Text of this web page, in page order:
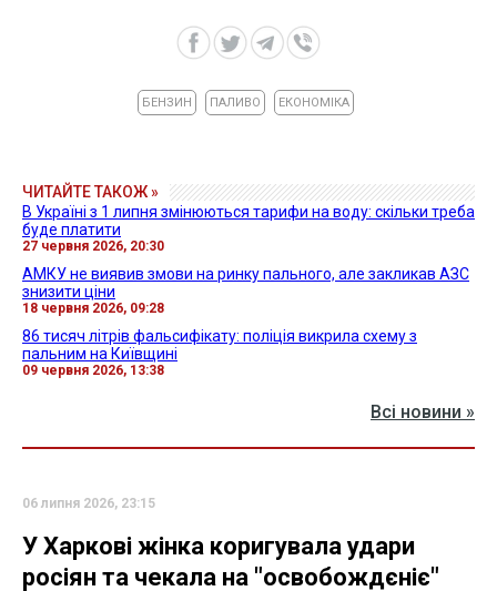
БЕНЗИН ПАЛИВО ЕКОНОМІКА
ЧИТАЙТЕ ТАКОЖ »
В Україні з 1 липня змінюються тарифи на воду: скільки треба
буде платити
27 червня 2026, 20:30
АМКУ не виявив змови на ринку пального, але закликав АЗС
знизити ціни
18 червня 2026, 09:28
86 тисяч літрів фальсифікату: поліція викрила схему з
пальним на Київщині
09 червня 2026, 13:38
Всі новини »
06 липня 2026, 23:15
У Харкові жінка коригувала удари
росіян та чекала на "освобождєніє"